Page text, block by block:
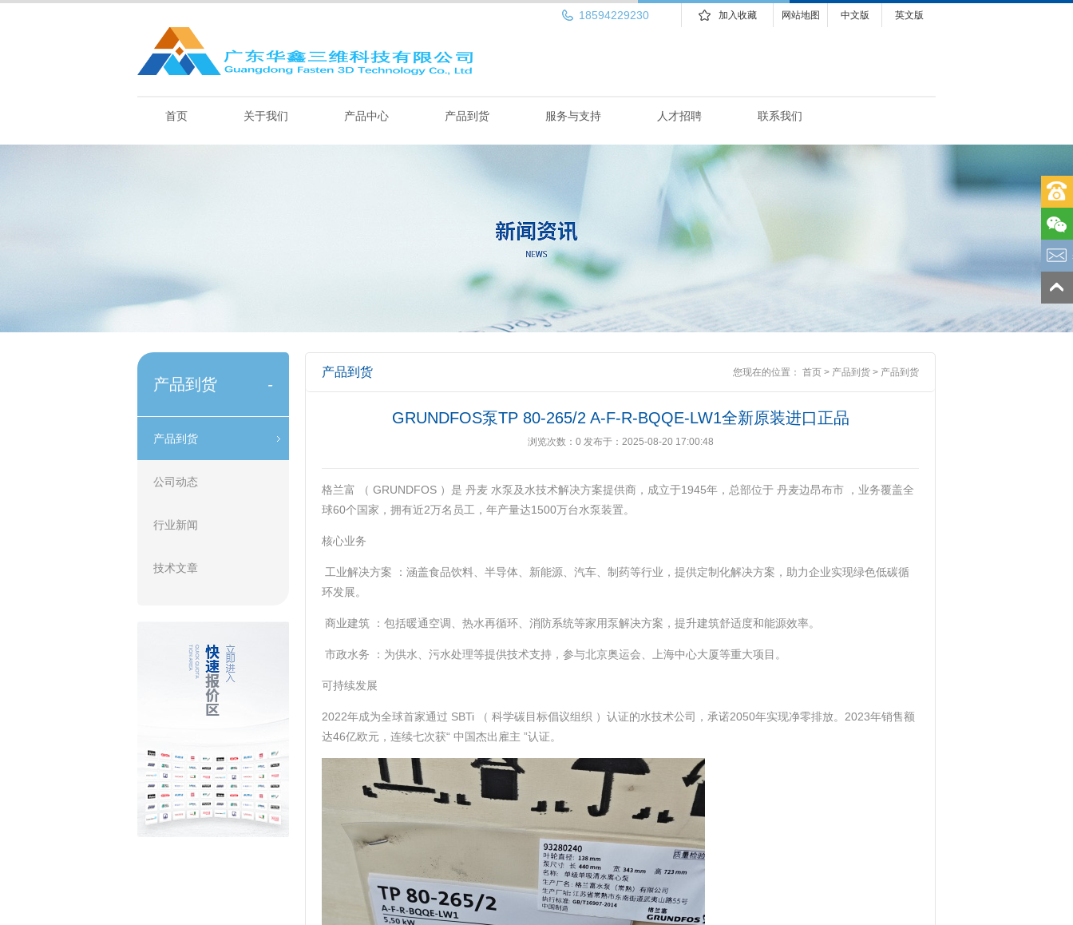
英文版
中文版
网站地图
加入收藏
18594229230
首页 关于我们 产品中心 产品到货 服务与支持 人才招聘 联系我们
产品到货 -
产品到货
公司动态
行业新闻
技术文章
产品到货 您现在的位置： 首页 > 产品到货 > 产品到货
GRUNDFOS泵TP 80-265/2 A-F-R-BQQE-LW1全新原装进口正品
浏览次数： 0 发布于：2025-08-20 17:00:48
格兰富 （ GRUNDFOS ）是 丹麦 水泵及水技术解决方案提供商，成立于1945年，总部位于 丹麦边昂布市 ，业务覆盖全
球60个国家，拥有近2万名员工，年产量达1500万台水泵装置。 ‌
核心业务
‌ 工业解决方案 ‌：涵盖食品饮料、半导体、新能源、汽车、制药等行业，提供定制化解决方案，助力企业实现绿色低碳循
环发展。 ‌
‌ 商业建筑 ‌：包括暖通空调、热水再循环、消防系统等家用泵解决方案，提升建筑舒适度和能源效率。 ‌
‌ 市政水务 ‌：为供水、污水处理等提供技术支持，参与北京奥运会、上海中心大厦等重大项目。 ‌
可持续发展
2022年成为全球首家通过 SBTi （ 科学碳目标倡议组织 ）认证的水技术公司，承诺2050年实现净零排放。2023年销售额
达46亿欧元，连续七次获“ 中国杰出雇主 ”认证。 ‌